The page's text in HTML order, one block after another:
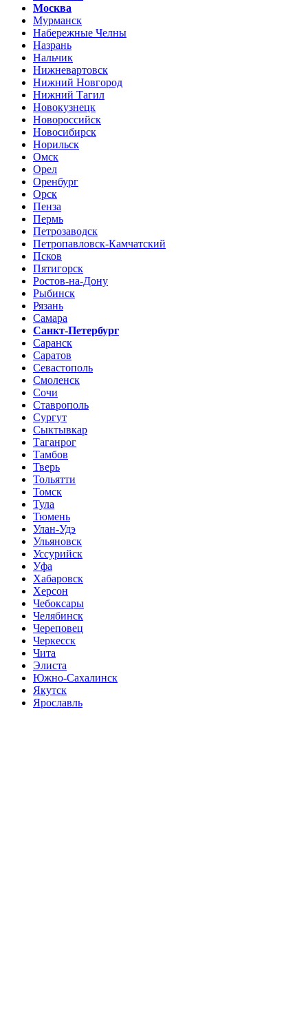
Москва
Мурманск
Набережные Челны
Назрань
Нальчик
Нижневартовск
Нижний Новгород
Нижний Тагил
Новокузнецк
Новороссийск
Новосибирск
Норильск
Омск
Орел
Оренбург
Орск
Пенза
Пермь
Петрозаводск
Петропавловск-Камчатский
Псков
Пятигорск
Ростов-на-Дону
Рыбинск
Рязань
Самара
Санкт-Петербург
Саранск
Саратов
Севастополь
Смоленск
Сочи
Ставрополь
Сургут
Сыктывкар
Таганрог
Тамбов
Тверь
Тольятти
Томск
Тула
Тюмень
Улан-Удэ
Ульяновск
Уссурийск
Уфа
Хабаровск
Херсон
Чебоксары
Челябинск
Череповец
Черкесск
Чита
Элиста
Южно-Сахалинск
Якутск
Ярославль